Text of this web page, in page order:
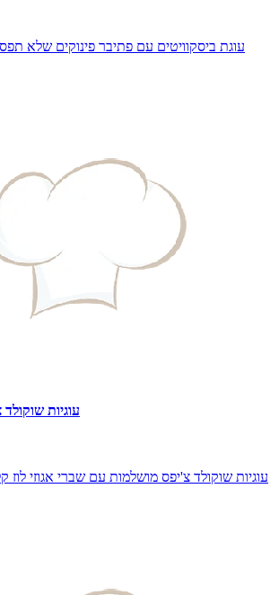
עוגת ביסקוויטים עם פתיבר פינוקים שלא
עוגיות שוקולד
עוגיות שוקולד צ'יפס מושלמות עם שברי אגוזי לוז